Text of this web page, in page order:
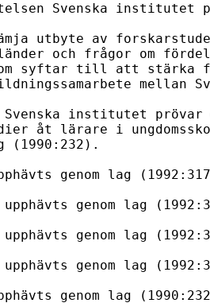
Svenska institutet
utbyte av
och frågor om
syftar till att stärka
mellan
institutet prövar
åt lärare i
(1990:232).
genom lag
genom lag
genom lag
genom lag
genom lag